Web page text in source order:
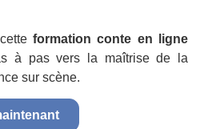
cetteformation conte en ligne
à pas vers la maîtrise de la
sur scène.